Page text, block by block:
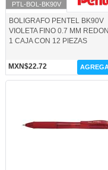
PTL-BOL-BK90V
BOLIGRAFO PENTEL BK90V
VIOLETA FINO 0.7 MM
1 CAJA CON 12 PIEZAS
MXN$22.72